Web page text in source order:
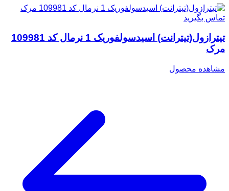
تماس بگیرید
تیترازول(تیترانت) اسیدسولفوریک 1 نرمال کد 109981
مرک
مشاهده محصول